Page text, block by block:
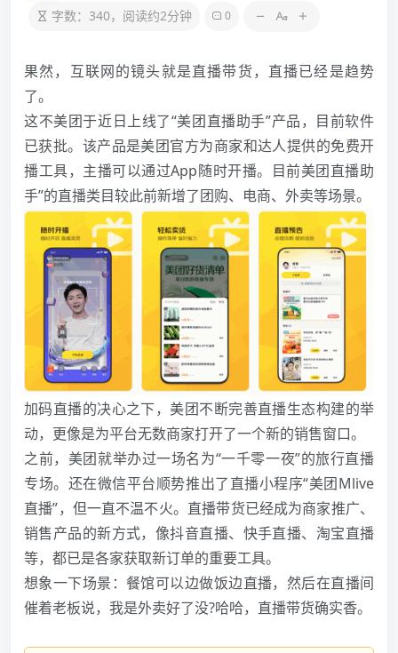
字数：340，阅读约2分钟 0
果然，互联网的镜头就是直播带货，直播已经是趋势
了。
这不美团于近日上线了“美团直播助手”产品，目前软件
已获批。该产品是美团官方为商家和达人提供的免费开
播工具，主播可以通过App随时开播。目前美团直播助
手”的直播类目较此前新增了团购、 电商、外卖等场景。
加码直播的决心之下，美团不断完善直播生态构建的举
动，更像是为平台无数商家打开了一个新的销售窗口。
之前，美团就举办过一场名为“一千零一夜”的旅行直播
专场。还在微信平台顺势推出了直播小程序“美团Mlive
直播”，但一直不温不火。直播带货已经成为商家推广、
销售产品的新方式，像抖音直播、快手直播、淘宝直播
等，都已是各家获取新订单的重要工具。
想象一下场景：餐馆可以边做饭边直播，然后在直播间
催着老板说，我是外卖好了没?哈哈，直播带货确实香。